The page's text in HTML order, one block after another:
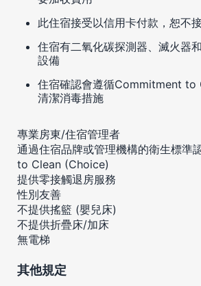
此住宿接受以信用卡付款，恕不
住宿有二氧化碳探測器、滅火器
設備
住宿確認會遵循Commitment to
清潔消毒措施
專業房東/住宿管理者
通過住宿品牌或管理機構的衛生標準
to Clean (Choice)
提供零接觸退房服務
性別友善
不提供搖籃 (嬰兒床)
不提供折疊床/加床
無電梯
其他規定